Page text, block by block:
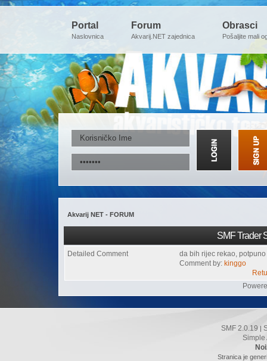
Portal
Naslovnica
Forum
Akvarij.NET zajednica
Obrasci
Pošaljite mali
Akvarij NET - FORUM
SMF Trader
Detailed Comment
da bih rijec rekao,
Comment by: kinggo
SMF 2.0.19 |
Simple
Stranica je